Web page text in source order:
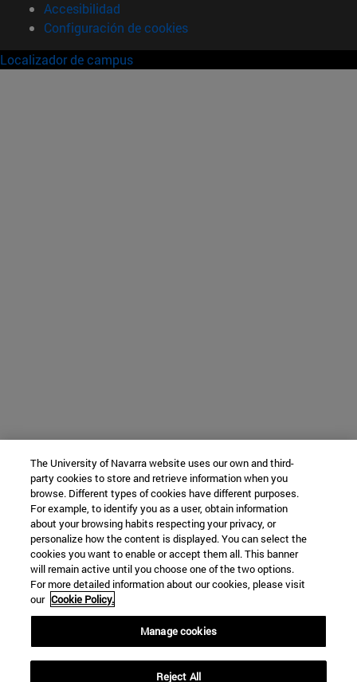
Accesibilidad
Configuración de cookies
Localizador de campus
The University of Navarra website uses our own and third-
party cookies to store and retrieve information when you
browse. Different types of cookies have different purposes.
For example, to identify you as a user, obtain information
about your browsing habits respecting your privacy, or
personalize how the content is displayed. You can select the
cookies you want to enable or accept them all. This banner
will remain active until you choose one of the two options.
For more detailed information about our cookies, please visit
our Cookie Policy.
Manage cookies
Reject All